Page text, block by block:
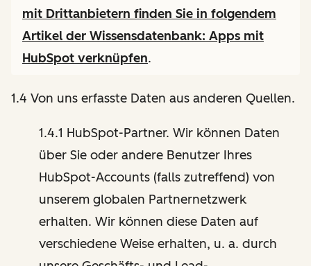
mit Drittanbietern finden Sie in folgendem
Artikel der Wissensdatenbank: Apps mit
HubSpot verknüpfen.
1.4 Von uns erfasste Daten aus anderen Quellen.
1.4.1 HubSpot-Partner. Wir können Daten
über Sie oder andere Benutzer Ihres
HubSpot-Accounts (falls zutreffend) von
unserem globalen Partnernetzwerk
erhalten. Wir können diese Daten auf
verschiedene Weise erhalten, u. a. durch